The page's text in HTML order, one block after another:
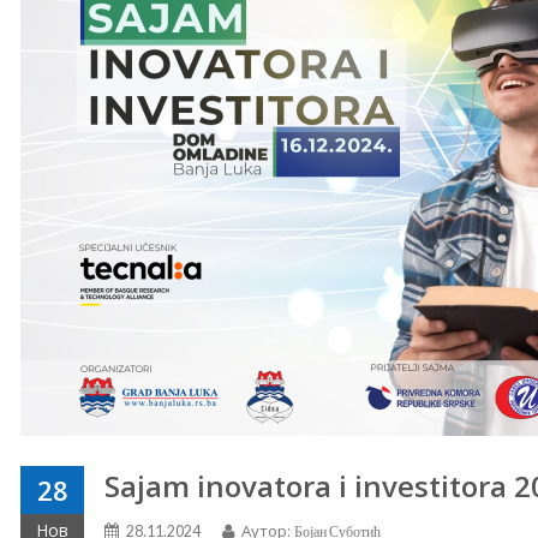
28
Нов
Sajam inovatora i investitora
28.11.2024 Аутор: Бојан Суботић